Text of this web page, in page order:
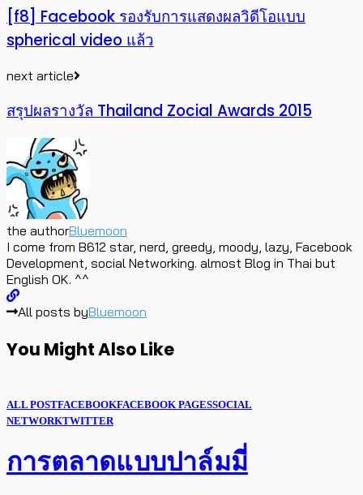
[f8] Facebook รองรับการแสดงผลวิดีโอแบบ
spherical video แล้ว
next article
สรุปผลรางวัล Thailand Zocial Awards 2015
the authorBluemoon
I come from B612 star, nerd, greedy, moody, lazy, Facebook
Development, social Networking. almost Blog in Thai but
English OK. ^^
All posts byBluemoon
You Might Also Like
ALL POSTFACEBOOKFACEBOOK PAGESSOCIAL
NETWORKTWITTER
การตลาดแบบปาล์มมี่